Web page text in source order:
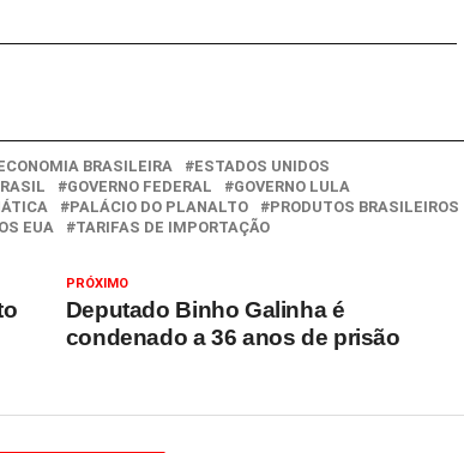
BRASILEIRA
ESTADOS UNIDOS
GOVERNO FEDERAL
GOVERNO LULA
PALÁCIO DO PLANALTO
PRODUTOS BRASILEIROS
EUA TARIFAS DE IMPORTAÇÃO
PRÓXIMO
Deputado Binho Galinha é
condenado a 36 anos de prisão